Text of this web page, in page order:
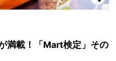
満載！「Mart検定」その